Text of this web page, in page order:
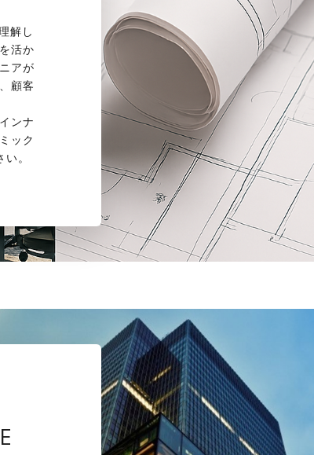
解し
活か
アが
顧客
ンナ
ック
。